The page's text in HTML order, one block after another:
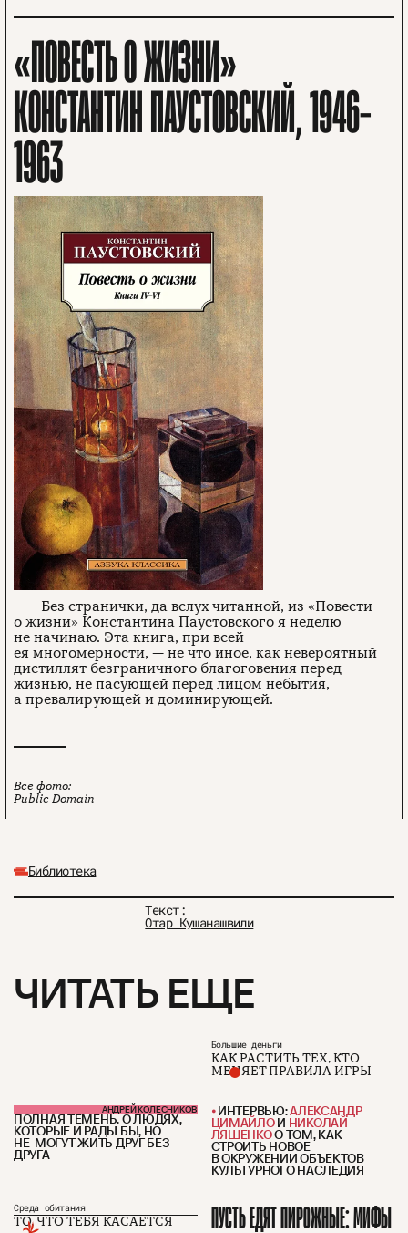
Библиотека
Текст:
Отар Кушанашвили
«ПОВЕСТЬ О ЖИЗНИ»
КОНСТАНТИН ПАУСТОВСКИЙ, 1946–
1963
Без странички, да вслух читанной, из «Повести
о жизни» Константина Паустовского я неделю
не начинаю. Эта книга, при всей
ея многомерности, — не что иное, как невероятный
дистиллят безграничного благоговения перед
жизнью, не пасующей перед лицом небытия,
а превалирующей и доминирующей.
Все фото:
Public Domain
ЧИТАТЬ ЕЩЕ
Большие деньги
КАК РАСТИТЬ ТЕХ, КТО
МЕНЯЕТ ПРАВИЛА ИГРЫ
АНДРЕЙ КОЛЕСНИКОВ
ПОЛНАЯ ТЕМЕНЬ. О ЛЮДЯХ,
КОТОРЫЕ И РАДЫ БЫ, НО
НЕ МОГУТ ЖИТЬ ДРУГ БЕЗ
ДРУГА
ИНТЕРВЬЮ:АЛЕКСАНДР
ЦИМАЙЛОИ НИКОЛАЙ
ЛЯШЕНКОО ТОМ, КАК
СТРОИТЬ НОВОЕ
В ОКРУЖЕНИИ ОБЪЕКТОВ
КУЛЬТУРНОГО НАСЛЕДИЯ
Среда обитания
ТО, ЧТО ТЕБЯ КАСАЕТСЯ ПУСТЬ ЕДЯТ ПИРОЖНЫЕ: МИФЫ
О проекте ЧТИВО ДОМ Рекламодателям